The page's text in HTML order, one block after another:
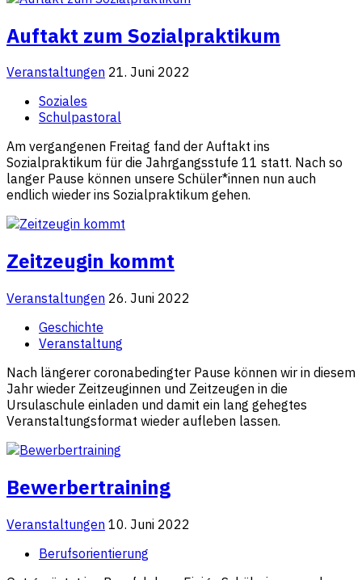
Auftakt zum Sozialpraktikum
Veranstaltungen 21. Juni 2022
Soziales
Schulpastoral
Am vergangenen Freitag fand der Auftakt ins
Sozialpraktikum für die Jahrgangsstufe 11 statt. Nach so
langer Pause können unsere Schüler*innen nun auch
endlich wieder ins Sozialpraktikum gehen.
Zeitzeugin kommt
Veranstaltungen 26. Juni 2022
Geschichte
Veranstaltung
Nach längerer coronabedingter Pause können wir in diesem
Jahr wieder Zeitzeuginnen und Zeitzeugen in die
Ursulaschule einladen und damit ein lang gehegtes
Veranstaltungsformat wieder aufleben lassen.
Bewerbertraining
Veranstaltungen 10. Juni 2022
Berufsorientierung